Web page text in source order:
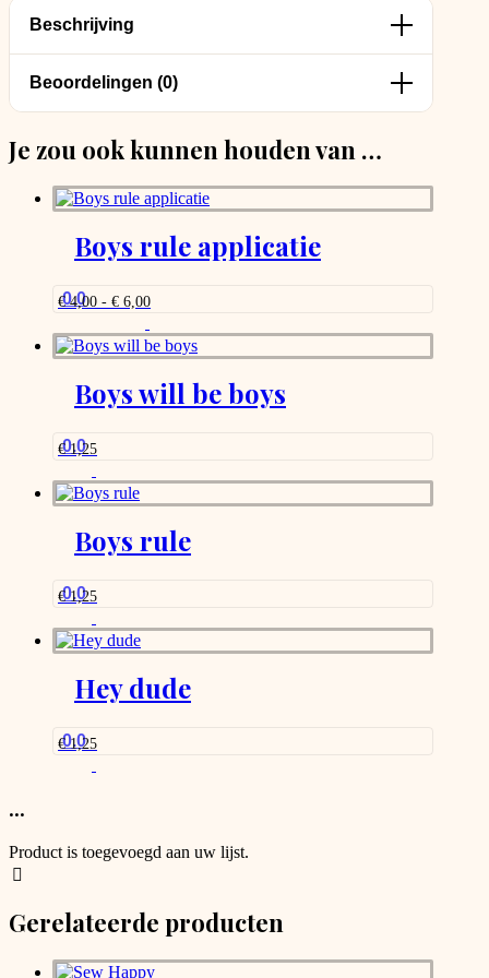
Beschrijving
Beoordelingen (0)
Je zou ook kunnen houden van …
Boys rule applicatie
0.0
€4,00 - € 6,00Prijsklasse:
tot
€ 6,00
product
heeft
variaties.
gekozen
Boys will be boys
0.0
€1,25
Boys rule
0.0
€1,25
Hey dude
0.0
€1,25
...
Product is toegevoegd aan uw lijst.
Gerelateerde producten